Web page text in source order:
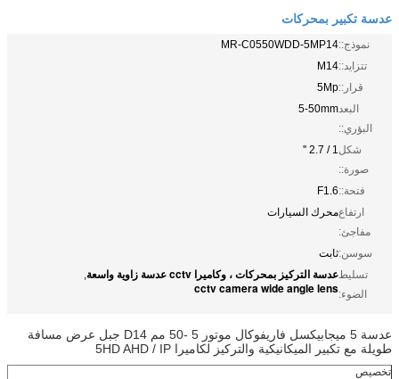
عدسة تكبير بمحركات
نموذج::MR-C0550WDD-5MP14
تتزايد::M14
قرار::5Mp
البعد
البؤري::
5-50mm
شكل
صورة::
1 / 2.7 ''
فتحة::F1.6
ارتفاع
مفاجئ:
محرك السيارات
سوسن:ثابت
تسليط
الضوء:
عدسة التركيز بمحركات ، وكاميرا cctv عدسة زاوية واسعة ,
cctv camera wide angle lens
عدسة 5 ميجابيكسل فاريفوكال موتور 5 -50 مم D14 جبل عرض مسافة
طويلة مع تكبير الميكانيكية والتركيز لكاميرا 5HD AHD / IP
تخصيص